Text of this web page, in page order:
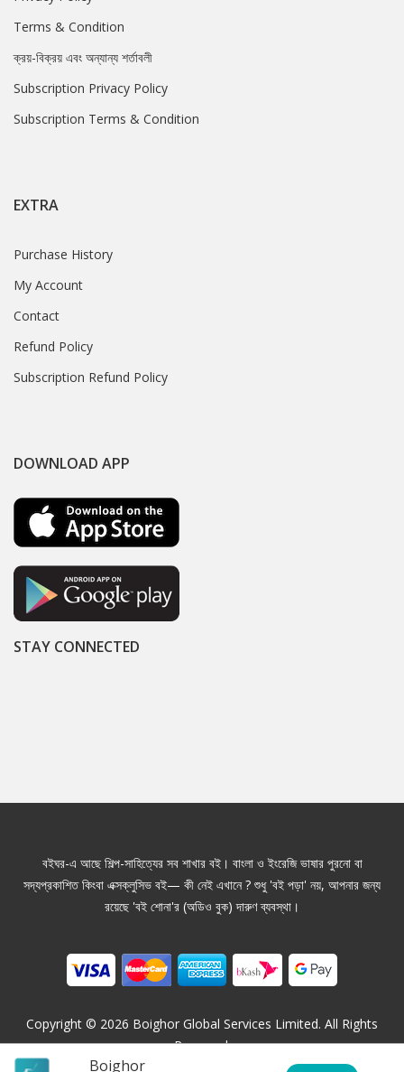
Boighor
Terms & Condition
ক্রয়-বিক্রয় এবং অন্যান্য শর্তাবলী
Subscription Privacy Policy
Subscription Terms & Condition
EXTRA
Purchase History
My Account
Contact
Refund Policy
Subscription Refund Policy
DOWNLOAD APP
STAY CONNECTED
বইঘর-এ আছে শিল্প-সাহিত্যের সব শাখার বই। বাংলা ও ইংরেজি ভাষার পুরনো বা
সদ্যপ্রকাশিত কিংবা এক্সক্লুসিভ বই— কী নেই এখানে ? শুধু 'বই পড়া' নয়, আপনার জন্য
রয়েছে 'বই শোনা'র (অডিও বুক) দারুণ ব্যবস্থা।
Copyright © 2026 Boighor Global Services Limited. All Rights
Reserved.